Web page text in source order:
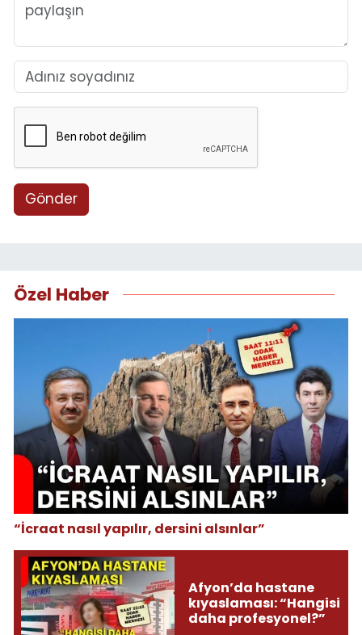
Gönder
Özel Haber
“İcraat nasıl yapılır, dersini alsınlar”
Afyon’da hastane
kıyaslaması: “Hangisi
daha profesyonel?”